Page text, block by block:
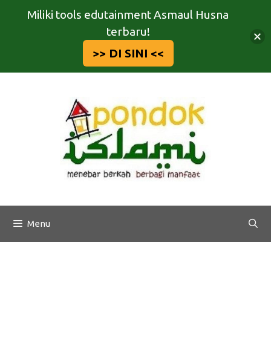
Menu
Miliki tools edutainment Asmaul Husna
terbaru!
>> DI SINI <<